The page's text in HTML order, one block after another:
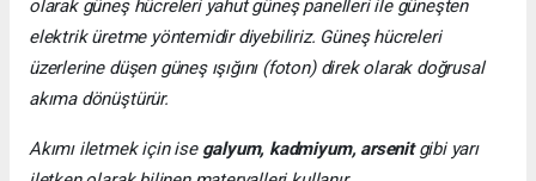
olarak güneş hücreleri yahut güneş panelleri ile güneşten
elektrik üretme yöntemidir diyebiliriz. Güneş hücreleri
üzerlerine düşen güneş ışığını (foton) direk olarak doğrusal
akıma dönüştürür.
Akımı iletmek için ise galyum, kadmiyum, arsenitgibi yarı